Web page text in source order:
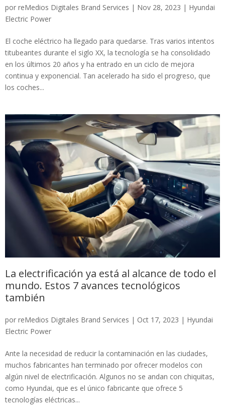
por reMedios Digitales Brand Services | Nov 28, 2023 | Hyundai
Electric Power
El coche eléctrico ha llegado para quedarse. Tras varios intentos
titubeantes durante el siglo XX, la tecnología se ha consolidado
en los últimos 20 años y ha entrado en un ciclo de mejora
continua y exponencial. Tan acelerado ha sido el progreso, que
los coches...
La electrificación ya está al alcance de todo el
mundo. Estos 7 avances tecnológicos
también
por reMedios Digitales Brand Services | Oct 17, 2023 | Hyundai
Electric Power
Ante la necesidad de reducir la contaminación en las ciudades,
muchos fabricantes han terminado por ofrecer modelos con
algún nivel de electrificación. Algunos no se andan con chiquitas,
como Hyundai, que es el único fabricante que ofrece 5
tecnologías eléctricas...